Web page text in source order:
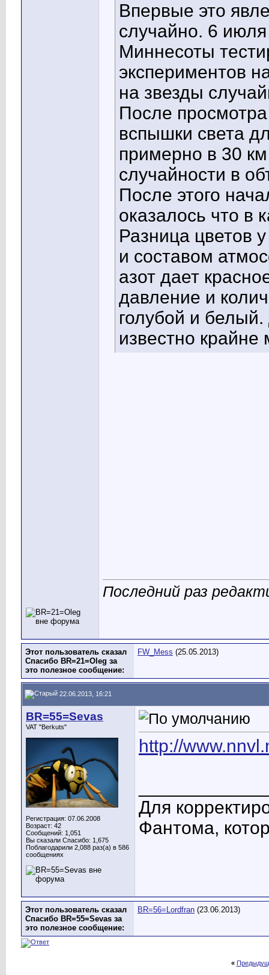
Впервые это
случайно. 6
Миннесоты
экспериментов
на звезды
После
вспышки света
примерно в 30
случайности в
После этого
оказалось что в
Разница цветов
и составом
азот дает
давление и
голубой и
известно крайне
Последний раз
Этот пользователь сказал
Спасибо BR=21=Oleg за
это полезное сообщение:
FW_Mess (25.05.2013)
22.06.2013, 16:21
BR=55=Sevas
VAT "Berkuts"
Регистрация: 07.06.2008
Возраст: 42
Сообщений: 1,051
Вы сказали Спасибо: 1,675
Поблагодарили 2,088 раз(а) в 586
сообщениях
http://
Для
Фантома,
Этот пользователь сказал
Спасибо BR=55=Sevas за
это полезное сообщение:
BR=56=Lordfran (23.06.2013)
«